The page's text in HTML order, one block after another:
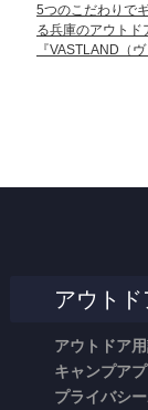
5つのこだわりで
る兵庫のアウトド
『VASTLAND（
アウト
アウトドア
キャンプア
プライバシ